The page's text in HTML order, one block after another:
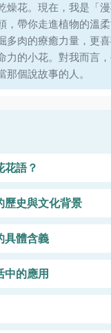
燥花。現在，我是「
，帶你走進植物的溫
多肉的療癒力量，更
力的小花。對我而言
那個說故事的人。
花語？
歷史與文化背景
具體含義
中的應用